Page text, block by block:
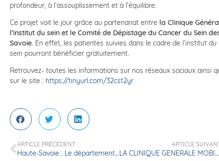
profondeur, à l’assouplissement et à l’équilibre.
Ce projet voit le jour grâce au partenariat entre la Clinique
l’institut du sein et le Comité de Dépistage du Cancer du Sein
Savoie. En effet, les patientes suivies dans le cadre de l’institut du
sein pourront bénéficier gratuitement.
Retrouvez- toutes les informations sur nos réseaux sociaux ainsi
sur le site : https://tinyurl.com/32cst2yr
ARTICLE PRÉCÉDENT
Haute-Savoie : Le département semble plutôt épargné mais 1 français sur 2 est en surpoids
ARTICLE
LA CLINIQUE GENERALE MOBILISEE POUR OCTOBRE ROSE